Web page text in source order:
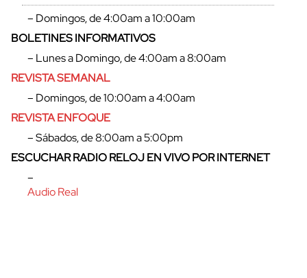
– Domingos, de 4:00am a 10:00am
BOLETINES INFORMATIVOS
– Lunes a Domingo, de 4:00am a 8:00am
REVISTA SEMANAL
– Domingos, de 10:00am a 4:00am
REVISTA ENFOQUE
– Sábados, de 8:00am a 5:00pm
ESCUCHAR RADIO RELOJ EN VIVO POR INTERNET
–
Audio Real